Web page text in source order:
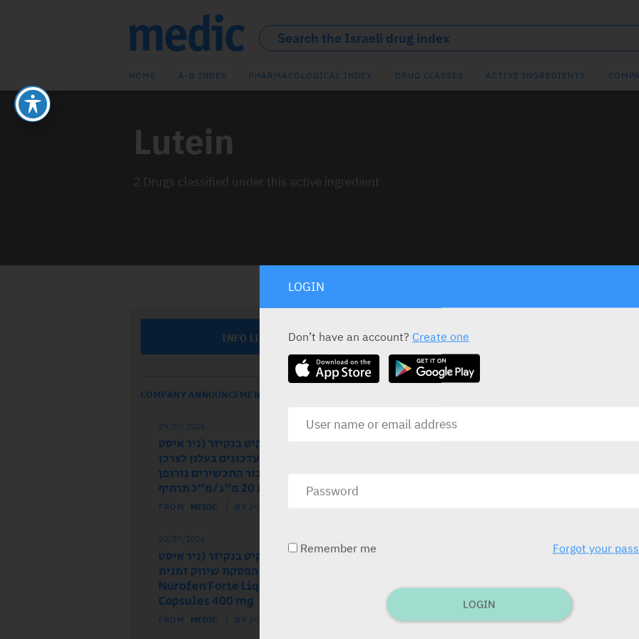
HOME A-B INDEX PHARMACOLOGICAL INDEX DRUG CLASSES ACTIVE INGREDIENTS
Lutein
2 Drugs classified under this active ingredient
INFO LINE
COMPANY ANNOUNCEMENTS
29/07/2026
בעל הרישום רקיט בנקיזר (ניר איסט
בע"מ) מודיע על עדכונים בעלון לצרכן
ובעלון לרופא עבור התכשירים נורופן
לילדים תפוז ותות 20 מ"ג/מ"ל תרחיף
FROM MEDIC BY מדיק
20/07/2026
בעל הרישום רקיט בנקיזר (ניר איסט
בע"מ) מודיע על הפסקת שיווק זמנית
של התכשיר Nurofen Forte Liquid
Capsules 400 mg
FROM MEDIC BY מדיק
Dr. Fischer
LOGIN
Don’t have an account? Create one
Remember me Forgot your
LOGIN